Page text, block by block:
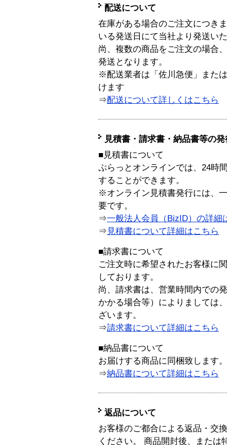
配送について
在庫がある場合のご注文につき
いる発送日にて当社より発送い
尚、複数の商品をご注文の場合
発送となります。
※配送業者は「佐川急便」また
けます
⇒配送について詳しくはこちら
見積書・請求書・納品書等の
■見積書について
ぷらっとオンラインでは、24時
することができます。
※オンライン見積書発行には、
要です。
⇒一般法人会員（BizID）の詳細
⇒ 見積書について詳細はこちら
■請求書について
ご注文時に希望されたお客様に
しております。
尚、請求書は、営業時間内での
かかる場合等）によりましては
ざいます。
⇒請求書について詳細はこちら
■納品書について
お届けする商品に同梱致します。
⇒納品書について詳細はこちら
返品について
お客様のご都合による返品・交
ください。 商品開封後、または